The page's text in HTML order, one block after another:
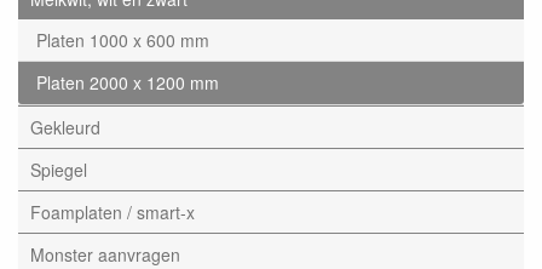
Platen 1000 x 600 mm
Platen 2000 x 1200 mm
Gekleurd
Spiegel
Foamplaten / smart-x
Monster aanvragen